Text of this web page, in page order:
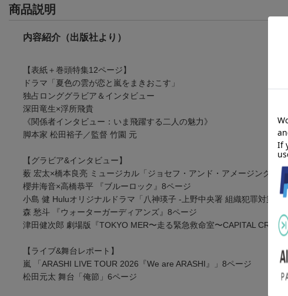
商品説明
内容紹介（出版社より）
【表紙＋巻頭特集12ページ】
ドラマ「夏色の雲が恋と嵐をまきおこす」
独占ロンググラビア＆インタビュー
深田竜生×浮所飛貴
《関係者インタビュー：いま飛躍する二人の魅力》
脚本家 松田裕子／監督 竹園 元
【グラビア&インタビュー】
薮 宏太×橋本良亮 ミュージカル「ジョセフ・アンド・アメージング・
櫻井海音×高橋恭平 『ブルーロック』8ページ
小島 健 Huluオリジナルドラマ「八神瑛子 -上野中央署 組織犯罪対策課
森 愁斗 『ウォーターガーディアンズ』8ページ
津田健次郎 劇場版『TOKYO MER〜走る緊急救命室〜CAPITAL CRISIS
【ライブ&舞台レポート】
嵐 「ARASHI LIVE TOUR 2026『We are ARASHI』」8ページ
松田元太 舞台「俺節」6ページ